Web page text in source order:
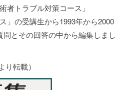
者トラブル対策コース」
」の受講生から1993年から2000
とその回答の中から編集しまし
り転載）